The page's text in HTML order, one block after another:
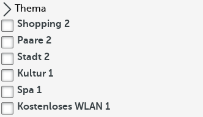
Thema
Shopping 2
Paare 2
Stadt 2
Kultur 1
Spa 1
Kostenloses WLAN 1